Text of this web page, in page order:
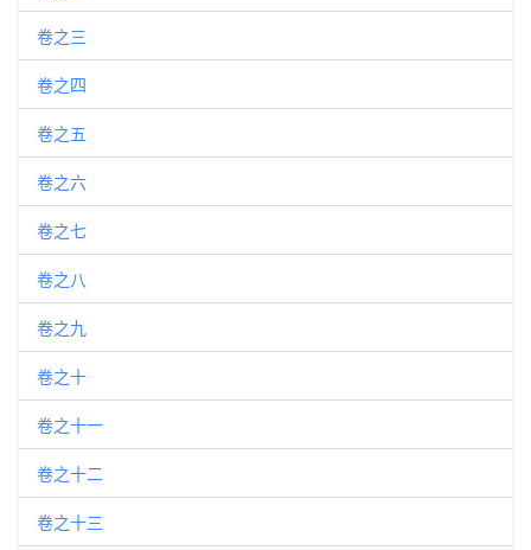
卷之三
卷之四
卷之五
卷之六
卷之七
卷之八
卷之九
卷之十
卷之十一
卷之十二
卷之十三